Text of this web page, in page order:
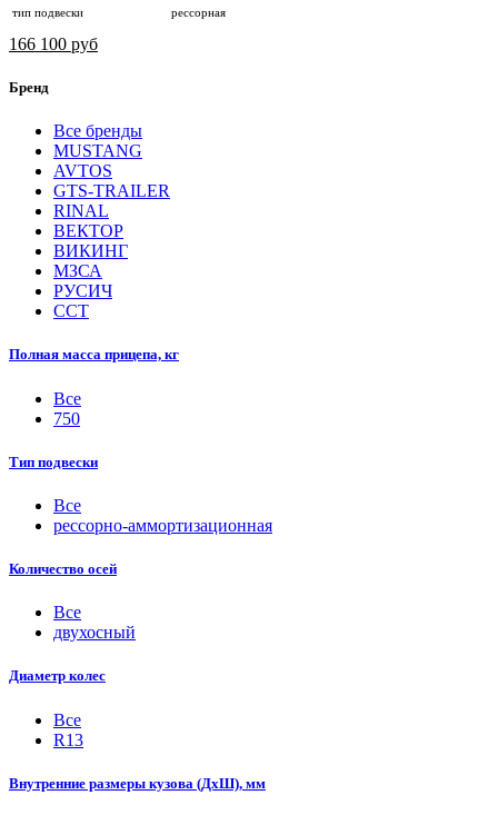
тип подвески рессорная
166 100 руб
Бренд
Все бренды
MUSTANG
AVTOS
GTS-TRAILER
RINAL
ВЕКТОР
ВИКИНГ
МЗСА
РУСИЧ
ССТ
Полная масса прицепа, кг
Все
750
Тип подвески
Все
рессорно-аммортизационная
Количество осей
Все
двухосный
Диаметр колес
Все
R13
Внутренние размеры кузова (ДхШ), мм